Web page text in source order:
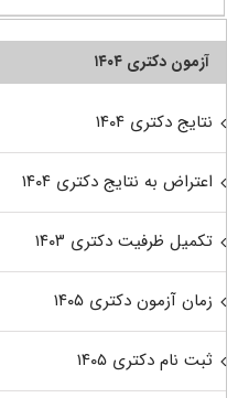
آزمون دکتری ۱۴۰۴
نتایج دکتری ۱۴۰۴
اعتراض به نتایج دکتری ۱۴۰۴
تکمیل ظرفیت دکتری ۱۴۰۳
زمان آزمون دکتری ۱۴۰۵
ثبت نام دکتری ۱۴۰۵